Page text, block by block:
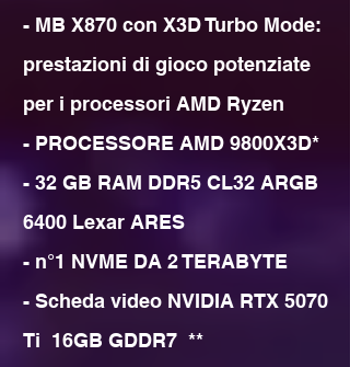
- MB X870 con X3D Turbo Mode:
prestazioni di gioco potenziate
per i processori AMD Ryzen
- PROCESSORE AMD 9800X3D*
- 32 GB RAM DDR5 CL32 ARGB
6400 Lexar ARES
- n°1 NVME DA 2 TERABYTE
- Scheda video NVIDIA RTX 5070
Ti  16GB GDDR7  **